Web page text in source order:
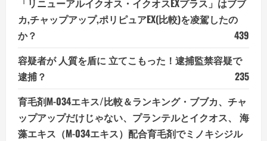
カ,チャップアップ,ポリピュアEX(比較)を凌駕したの
か？
439
容疑者が 人質を盾に 立てこもった！逮捕監禁容疑で
逮捕？
235
育毛剤M-034エキス/比較＆ランキング・ブブカ、チャ
ップアップだけじゃない、プランテルとイクオス、 海
藻エキス（M-034エキス）配合育毛剤でミノキシジル